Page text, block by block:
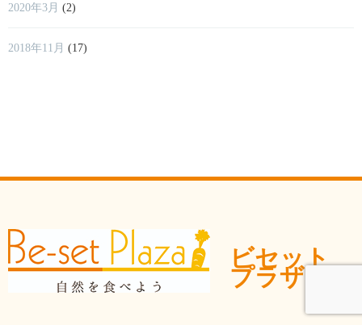
2020年3月 (2)
2018年11月 (17)
ビセット
プラザ